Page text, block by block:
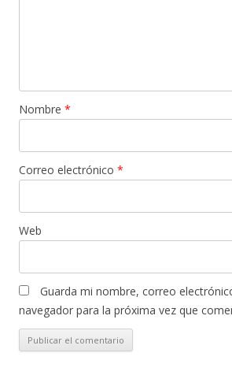
Nombre *
Correo electrónico *
Web
Guarda mi nombre, correo
navegador para la próxima vez que